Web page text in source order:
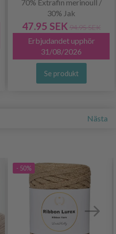
70% Extrafin merinoull /
30% Jak
47.95 SEK 94.95 SEK
Erbjudandet upphör
31/08/2026
Se produkt
Nästa
- 50%